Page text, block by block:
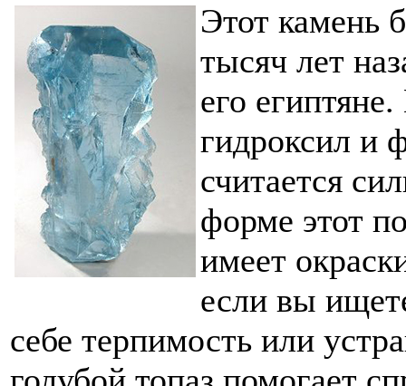
Этот камень
тысяч лет
его
гидроксил и
считается
форме этот
имеет
если вы
себе терпимость или